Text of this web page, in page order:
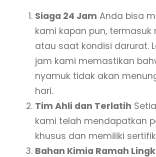
Siaga 24 Jam Anda bisa
kami kapan pun, termasuk
atau saat kondisi darurat.
jam kami memastikan
nyamuk tidak akan
hari.
Tim Ahli dan Terlatih
kami telah mendapatkan
khusus dan memiliki
Bahan Kimia Ramah